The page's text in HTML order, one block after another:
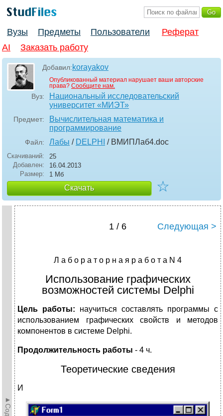
Вузы Предметы Пользователи
Реферат
AI
Заказать работу
Добавил:korayakov
Опубликованный материал нарушает ваши авторские
права? Сообщите нам.
Вуз:
Национальный исследовательский
университет «МИЭТ»
Предмет:
Вычислительная математика и
программирование
Файл: Лабы / DELPHI / ВМИПЛаб4.doc
Скачиваний:
25
Добавлен:
16.04.2013
Размер:
1 Мб
Скачать ☆
1 / 6 Следующая >
Л а б о р а т о р н а я р а б о т а N 4
Использование графических
возможностей системы Delphi
Цель pаботы: научиться составлять программы с
использованием графических свойств и методов
компонентов в системе Delphi.
Продолжительность работы - 4 ч.
Теоретические сведения
И